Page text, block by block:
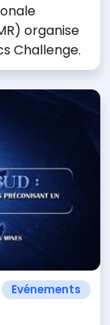
organise
Challenge.
Evénements